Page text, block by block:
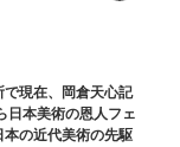
で現在、岡倉天心記
日本美術の恩人フェ
の近代美術の先駆